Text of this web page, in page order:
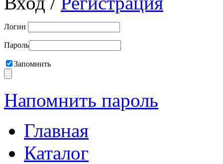
Логин
Пароль
Запомнить
Напомнить пароль
Главная
Каталог